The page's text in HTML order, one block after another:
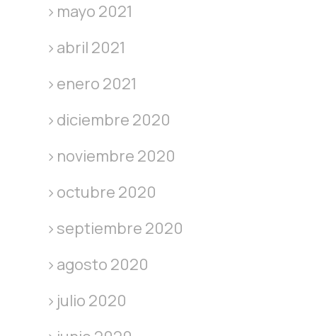
mayo 2021
abril 2021
enero 2021
diciembre 2020
noviembre 2020
octubre 2020
septiembre 2020
agosto 2020
julio 2020